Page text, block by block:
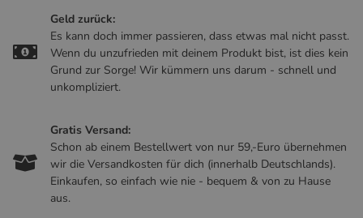
Geld zurück:
Es kann doch immer passieren, dass etwas mal nicht passt.
Wenn du unzufrieden mit deinem Produkt bist, ist dies kein
Grund zur Sorge! Wir kümmern uns darum - schnell und
unkompliziert.
Gratis Versand:
Schon ab einem Bestellwert von nur 59,-Euro übernehmen
wir die Versandkosten für dich (innerhalb Deutschlands).
Einkaufen, so einfach wie nie - bequem & von zu Hause
aus.